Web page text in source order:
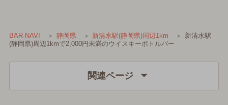
BAR-NAVI 静岡県 新清水駅(静岡県)周辺1km
新清水駅
(静岡県)周辺1kmで2,000円未満のウイスキーボトルバー
関連ページ